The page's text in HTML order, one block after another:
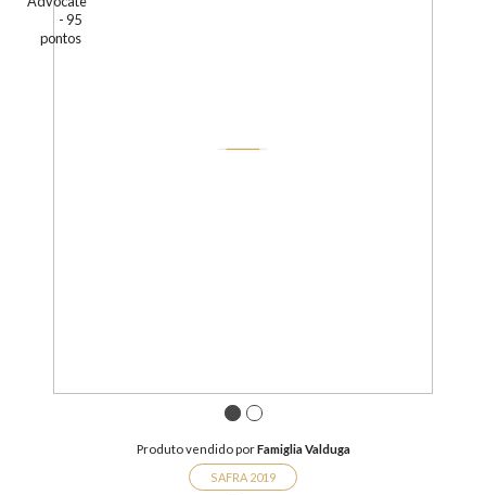
1 2
Produto vendido porFamiglia Valduga
SAFRA 2019